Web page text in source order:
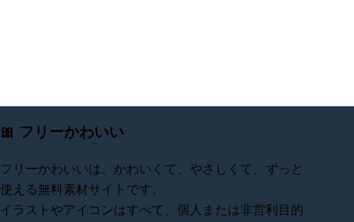
🎀 フリーかわいい
フリーかわいいは、かわいくて、やさしくて、ずっと
使える無料素材サイトです。
イラストやアイコンはすべて、個人または非営利目的